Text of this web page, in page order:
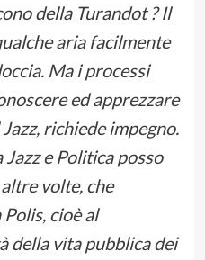
della Turandot ? Il
aria facilmente
Ma i processi
ed apprezzare
richiede impegno.
e Politica posso
volte, che
cioè al
della vita pubblica dei